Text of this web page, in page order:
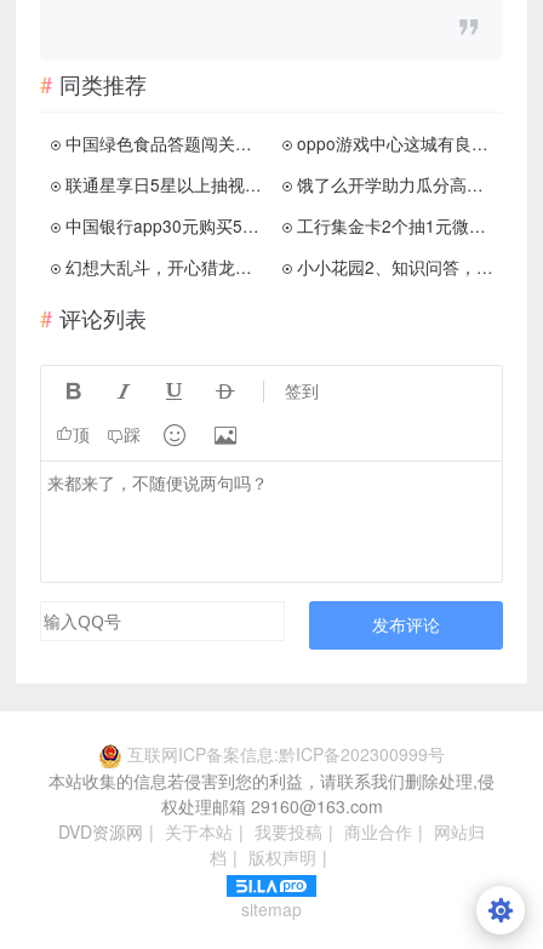
同类推荐
中国绿色食品答题闯关必中0.3元以上微信红包
oppo游戏中心这城有良田预约抽1-888元支付宝现金
联通星享日5星以上抽视频会员
饿了么开学助力瓜分高校免单
中国银行app30元购买50元星巴克代金券，利润6元
工行集金卡2个抽1元微信立减金 亲测2元,大水！
幻想大乱斗，开心猎龙人，快快斗，免费赚1.5元！
小小花园2、知识问答，简单拿0.6
评论列表
    签到
顶 踩  
发布评论
互联网ICP备案信息:黔ICP备202300999号
本站收集的信息若侵害到您的利益，请联系我们删除处理,侵
权处理邮箱 29160@163.com
DVD资源网 | 关于本站 | 我要投稿 | 商业合作 | 网站归
档 | 版权声明 |
sitemap